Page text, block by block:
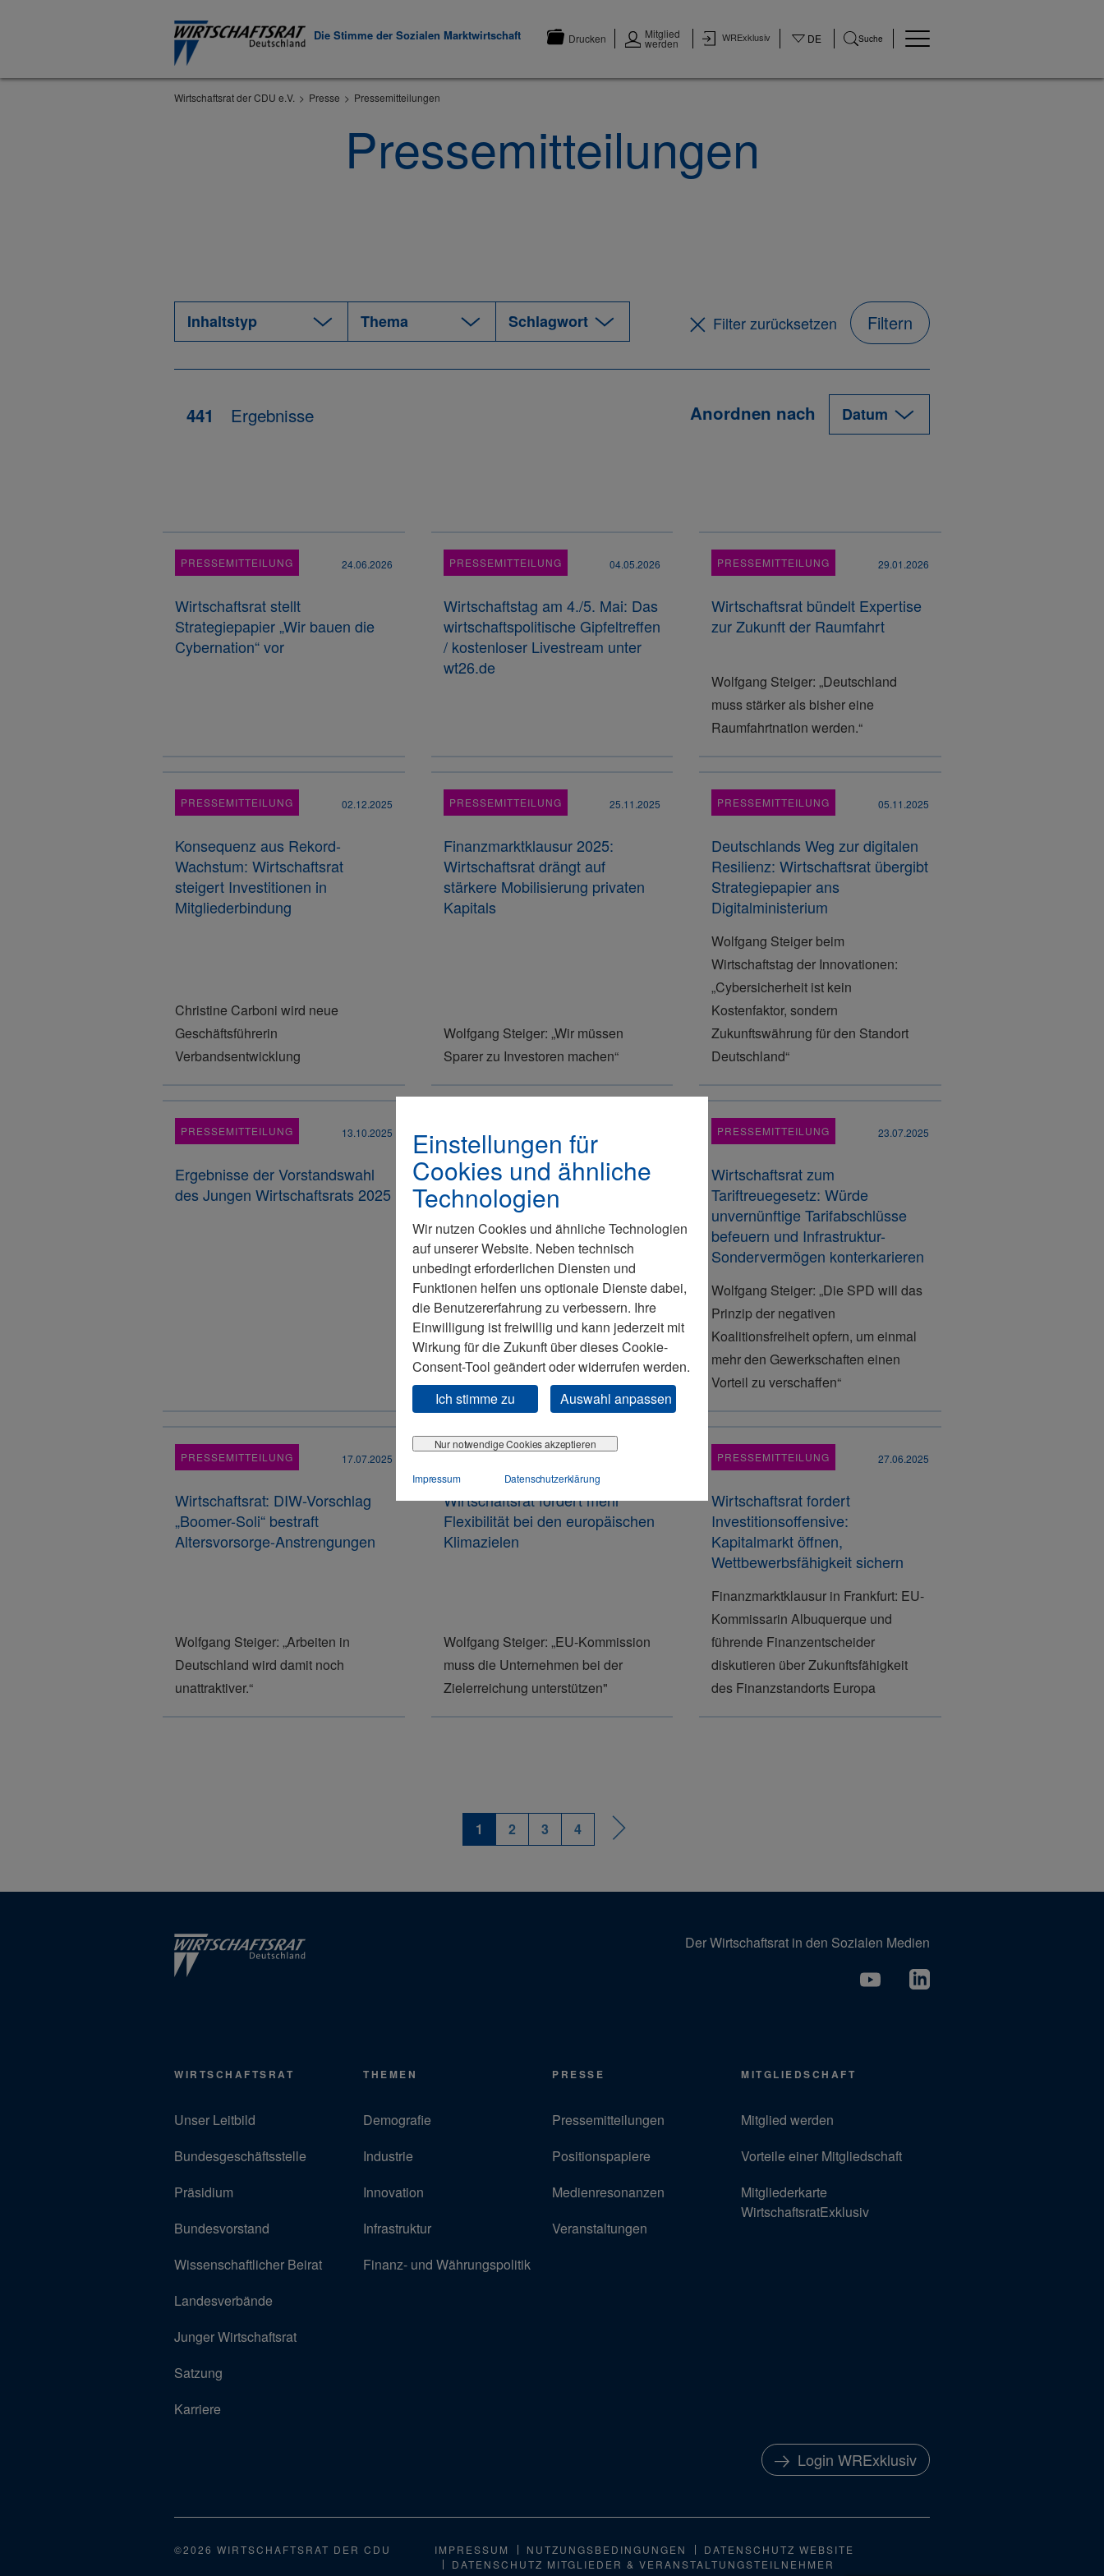
Einstellungen für
Cookies und ähnliche
Technologien
Wir nutzen Cookies und ähnliche Technologien
auf unserer Website. Neben technisch
unbedingt erforderlichen Diensten und
Funktionen helfen uns optionale Dienste dabei,
die Benutzererfahrung zu verbessern. Ihre
Einwilligung ist freiwillig und kann jederzeit mit
Wirkung für die Zukunft über dieses Cookie-
Consent-Tool geändert oder widerrufen werden.
Ich stimme zu
Auswahl anpassen
Nur notwendige Cookies akzeptieren
Impressum Datenschutzerklärung
Die Stimme der Sozialen Marktwirtschaft Drucken Mitglied
werden WRExklusiv DE Suche
Wirtschaftsrat der CDU e.V. Presse Pressemitteilungen
Pressemitteilungen
Filter zurücksetzen Filtern
441 Ergebnisse Anordnen nach
PRESSEMITTEILUNG 24.06.2026
Wirtschaftsrat stellt
Strategiepapier „Wir bauen die
Cybernation“ vor
PRESSEMITTEILUNG 04.05.2026
Wirtschaftstag am 4./5. Mai: Das
wirtschaftspolitische Gipfeltreffen
/ kostenloser Livestream unter
wt26.de
PRESSEMITTEILUNG 29.01.2026
Wirtschaftsrat bündelt Expertise
zur Zukunft der Raumfahrt
Wolfgang Steiger: „Deutschland
muss stärker als bisher eine
Raumfahrtnation werden.“
PRESSEMITTEILUNG 02.12.2025
Konsequenz aus Rekord-
Wachstum: Wirtschaftsrat
steigert Investitionen in
Mitgliederbindung
Christine Carboni wird neue
Geschäftsführerin
Verbandsentwicklung
PRESSEMITTEILUNG 25.11.2025
Finanzmarktklausur 2025:
Wirtschaftsrat drängt auf
stärkere Mobilisierung privaten
Kapitals
Wolfgang Steiger: „Wir müssen
Sparer zu Investoren machen“
PRESSEMITTEILUNG 05.11.2025
Deutschlands Weg zur digitalen
Resilienz: Wirtschaftsrat übergibt
Strategiepapier ans
Digitalministerium
Wolfgang Steiger beim
Wirtschaftstag der Innovationen:
„Cybersicherheit ist kein
Kostenfaktor, sondern
Zukunftswährung für den Standort
Deutschland“
PRESSEMITTEILUNG 13.10.2025
Ergebnisse der Vorstandswahl
des Jungen Wirtschaftsrats 2025
Wirtschaftsrat legt 10-Punkte-
Agenda für starken
Wirtschaftsstandort vor
Wolfgang Steiger: „Der Herbst der
Reformen muss beherzt umgesetzt
werden, nur dann kann ein Frühling
des Aufschwungs folgen.“
PRESSEMITTEILUNG 23.07.2025
Wirtschaftsrat zum
Tariftreuegesetz: Würde
unvernünftige Tarifabschlüsse
befeuern und Infrastruktur-
Sondervermögen konterkarieren
Wolfgang Steiger: „Die SPD will das
Prinzip der negativen
Koalitionsfreiheit opfern, um einmal
mehr den Gewerkschaften einen
Vorteil zu verschaffen“
PRESSEMITTEILUNG 17.07.2025
Wirtschaftsrat: DIW-Vorschlag
„Boomer-Soli“ bestraft
Altersvorsorge-Anstrengungen
Wolfgang Steiger: „Arbeiten in
Deutschland wird damit noch
unattraktiver.“
Wirtschaftsrat fordert mehr
Flexibilität bei den europäischen
Klimazielen
Wolfgang Steiger: „EU-Kommission
muss die Unternehmen bei der
Zielerreichung unterstützen"
PRESSEMITTEILUNG 27.06.2025
Wirtschaftsrat fordert
Investitionsoffensive:
Kapitalmarkt öffnen,
Wettbewerbsfähigkeit sichern
Finanzmarktklausur in Frankfurt: EU-
Kommissarin Albuquerque und
führende Finanzentscheider
diskutieren über Zukunftsfähigkeit
des Finanzstandorts Europa
1 2 3 4
Der Wirtschaftsrat in den Sozialen Medien
WIRTSCHAFTSRAT
Unser Leitbild
Bundesgeschäftsstelle
Präsidium
Bundesvorstand
Wissenschaftlicher Beirat
Landesverbände
Junger Wirtschaftsrat
Satzung
Karriere
THEMEN
Demografie
Industrie
Innovation
Infrastruktur
Finanz- und Währungspolitik
PRESSE
Pressemitteilungen
Positionspapiere
Medienresonanzen
Veranstaltungen
MITGLIEDSCHAFT
Mitglied werden
Vorteile einer Mitgliedschaft
Mitgliederkarte
WirtschaftsratExklusiv
Login WRExklusiv
©2026 WIRTSCHAFTSRAT DER CDU IMPRESSUM NUTZUNGSBEDINGUNGEN
DATENSCHUTZ WEBSITE
DATENSCHUTZ MITGLIEDER & VERANSTALTUNGSTEILNEHMER